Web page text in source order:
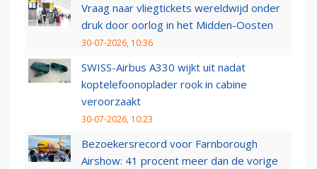
Vraag naar vliegtickets wereldwijd onder
druk door oorlog in het Midden-Oosten
30-07-2026, 10:36
SWISS-Airbus A330 wijkt uit nadat
koptelefoonoplader rook in cabine
veroorzaakt
30-07-2026, 10:23
Bezoekersrecord voor Farnborough
Airshow: 41 procent meer dan de vorige